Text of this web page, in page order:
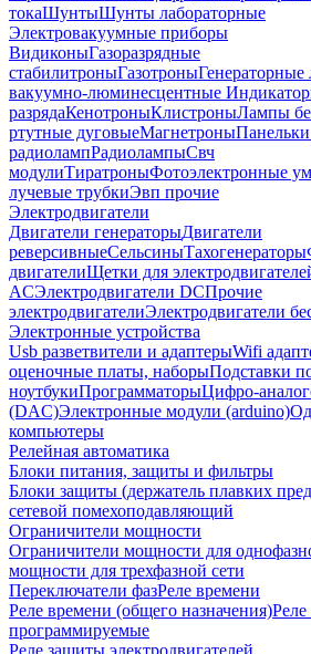
токаШунтыШунты лабораторные
Электровакуумные приборы
ВидиконыГазоразрядные
стабилитроныГазотроны
вакуумно-люминесцентные
разрядаКенотроныКлистроныЛампы
ртутные дуговыеМагнетроны
радиолампРадиолампыСвч
модулиТиратроныФотоэлектронные
лучевые трубкиЭвп прочие
Электродвигатели
Двигатели генераторыДвигатели
реверсивныеСельсиныТахогенераторы
двигателиЩетки для
ACЭлектродвигатели DCПрочие
электродвигателиЭлектродвигатели
Электронные устройства
Usb разветвители и адаптерыWifi
оценочные платы, наборыПодставки
ноутбукиПрограмматорыЦифро-
(DAC)Электронные модули (arduino)
компьютеры
Релейная автоматика
Блоки питания, защиты и фильтры
Блоки защиты (держатель плавких
сетевой помехоподавляющий
Ограничители мощности
Ограничители мощности для
мощности для трехфазной сети
Переключатели фазРеле времени
Реле времени (общего назначения)
программируемые